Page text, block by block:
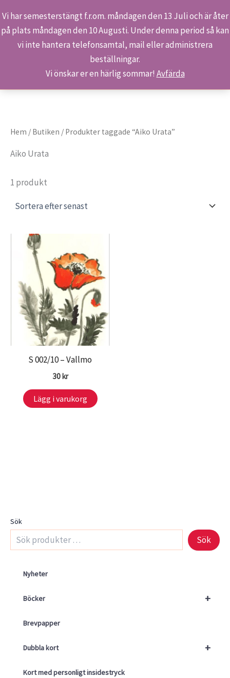
Vi har semesterstängt f.r.om. måndagen den 13 Juli och är åter
på plats måndagen den 10 Augusti. Under denna period så kan
vi inte hantera telefonsamtal, mail eller administrera
beställningar.
Vi önskar er en härlig sommar! Avfärda
Hoppa
Sök
Hem Produkter Aiko Urata
Sök
Sök
Nyheter
+
Böcker
Brevpapper
+
Dubbla kort
Kort med personligt insidestryck
Hem / Butiken / Produkter taggade “Aiko Urata”
Aiko Urata
1 produkt
S 002/10 – Vallmo
30kr
Lägg i varukorg